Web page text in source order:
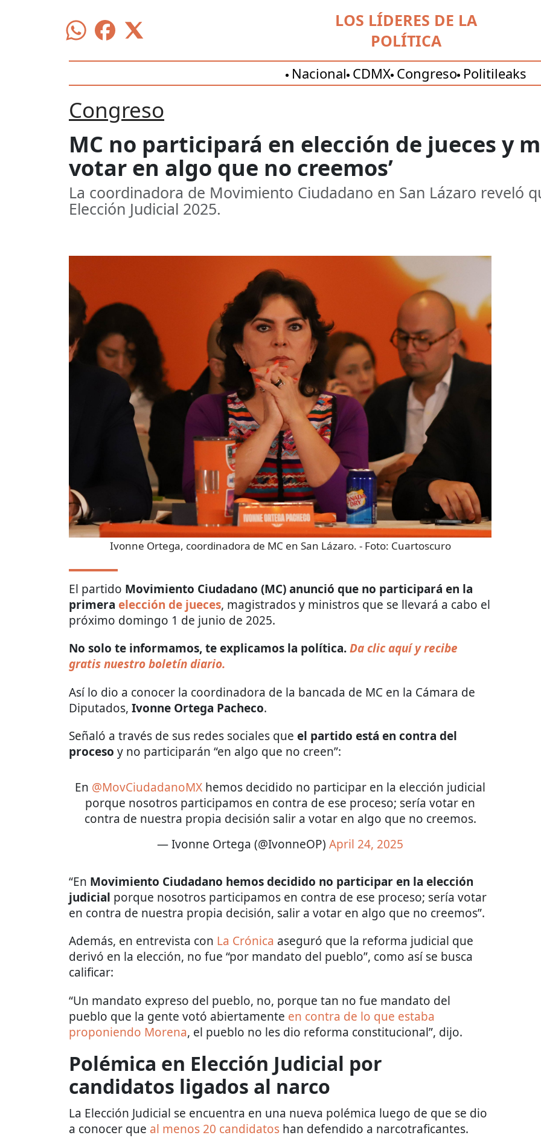
LOS LÍDERES DE LA
POLÍTICA
Nacional CDMX Congreso Politileaks
Congreso
MC no participará en elección de jueces y
votar en algo que no creemos’
La coordinadora de Movimiento Ciudadano en San Lázaro reveló
Elección Judicial 2025.
Ivonne Ortega, coordinadora de MC en San Lázaro. - Foto: Cuartoscuro
El partido Movimiento Ciudadano (MC) anunció que no participará en la
primera elección de jueces, magistrados y ministros que se llevará a cabo el
próximo domingo 1 de junio de 2025.
No solo te informamos, te explicamos la política.Da clic aquí y recibe
gratis nuestro boletín diario.
Así lo dio a conocer la coordinadora de la bancada de MC en la Cámara de
Diputados, Ivonne Ortega Pacheco.
Señaló a través de sus redes sociales que el partido está en contra del
proceso y no participarán “en algo que no creen”:
En @MovCiudadanoMX hemos decidido no participar en la elección judicial
porque nosotros participamos en contra de ese proceso; sería votar en
contra de nuestra propia decisión salir a votar en algo que no creemos.
— Ivonne Ortega (@IvonneOP) April 24, 2025
“En Movimiento Ciudadano hemos decidido no participar en la elección
judicial porque nosotros participamos en contra de ese proceso; sería votar
en contra de nuestra propia decisión, salir a votar en algo que no creemos”.
Además, en entrevista con La Crónica aseguró que la reforma judicial que
derivó en la elección, no fue “por mandato del pueblo”, como así se busca
calificar:
“Un mandato expreso del pueblo, no, porque tan no fue mandato del
pueblo que la gente votó abiertamente en contra de lo que estaba
proponiendo Morena, el pueblo no les dio reforma constitucional”, dijo.
Polémica en Elección Judicial por
candidatos ligados al narco
La Elección Judicial se encuentra en una nueva polémica luego de que se dio
a conocer que al menos 20 candidatos han defendido a narcotraficantes.